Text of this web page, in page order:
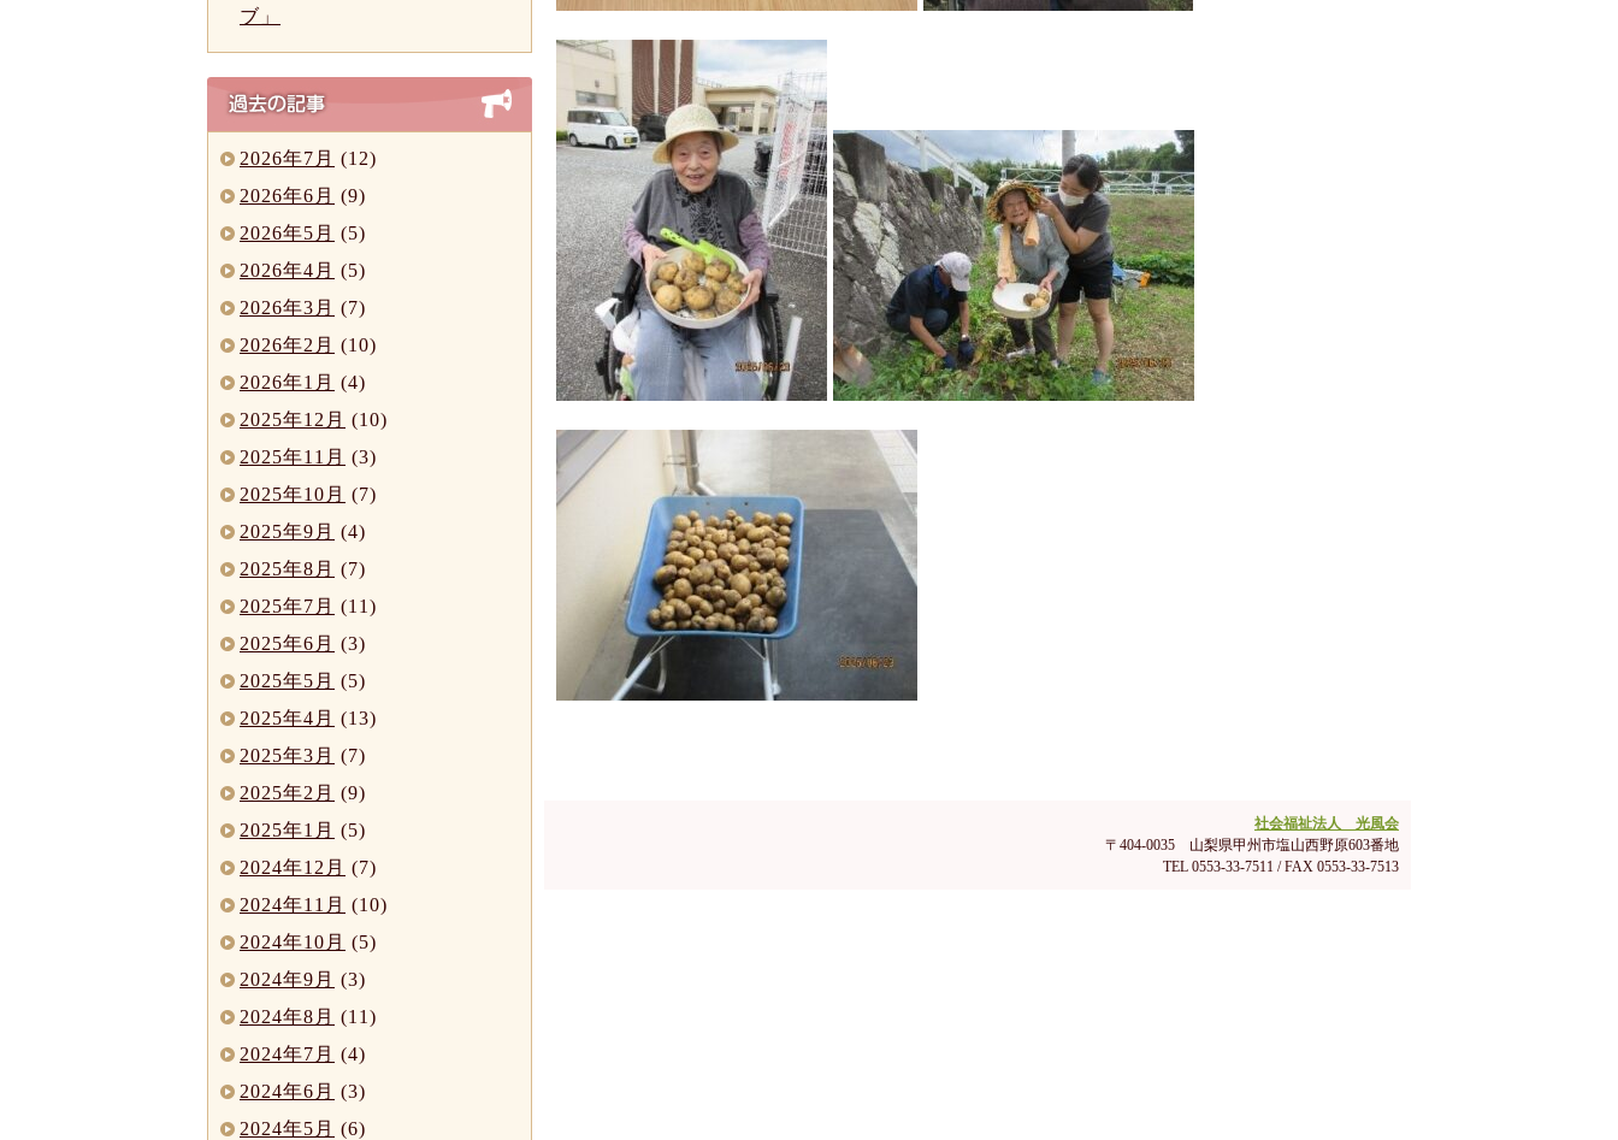
ブ」
2026年7月 (12)
2026年6月 (9)
2026年5月 (5)
2026年4月 (5)
2026年3月 (7)
2026年2月 (10)
2026年1月 (4)
2025年12月 (10)
2025年11月 (3)
2025年10月 (7)
2025年9月 (4)
2025年8月 (7)
2025年7月 (11)
2025年6月 (3)
2025年5月 (5)
2025年4月 (13)
2025年3月 (7)
2025年2月 (9)
2025年1月 (5)
2024年12月 (7)
2024年11月 (10)
2024年10月 (5)
2024年9月 (3)
2024年8月 (11)
2024年7月 (4)
2024年6月 (3)
2024年5月 (6)
社会福祉法人 光風会
〒404-0035 山梨県甲州市塩山西野原603番地
TEL 0553-33-7511 / FAX 0553-33-7513